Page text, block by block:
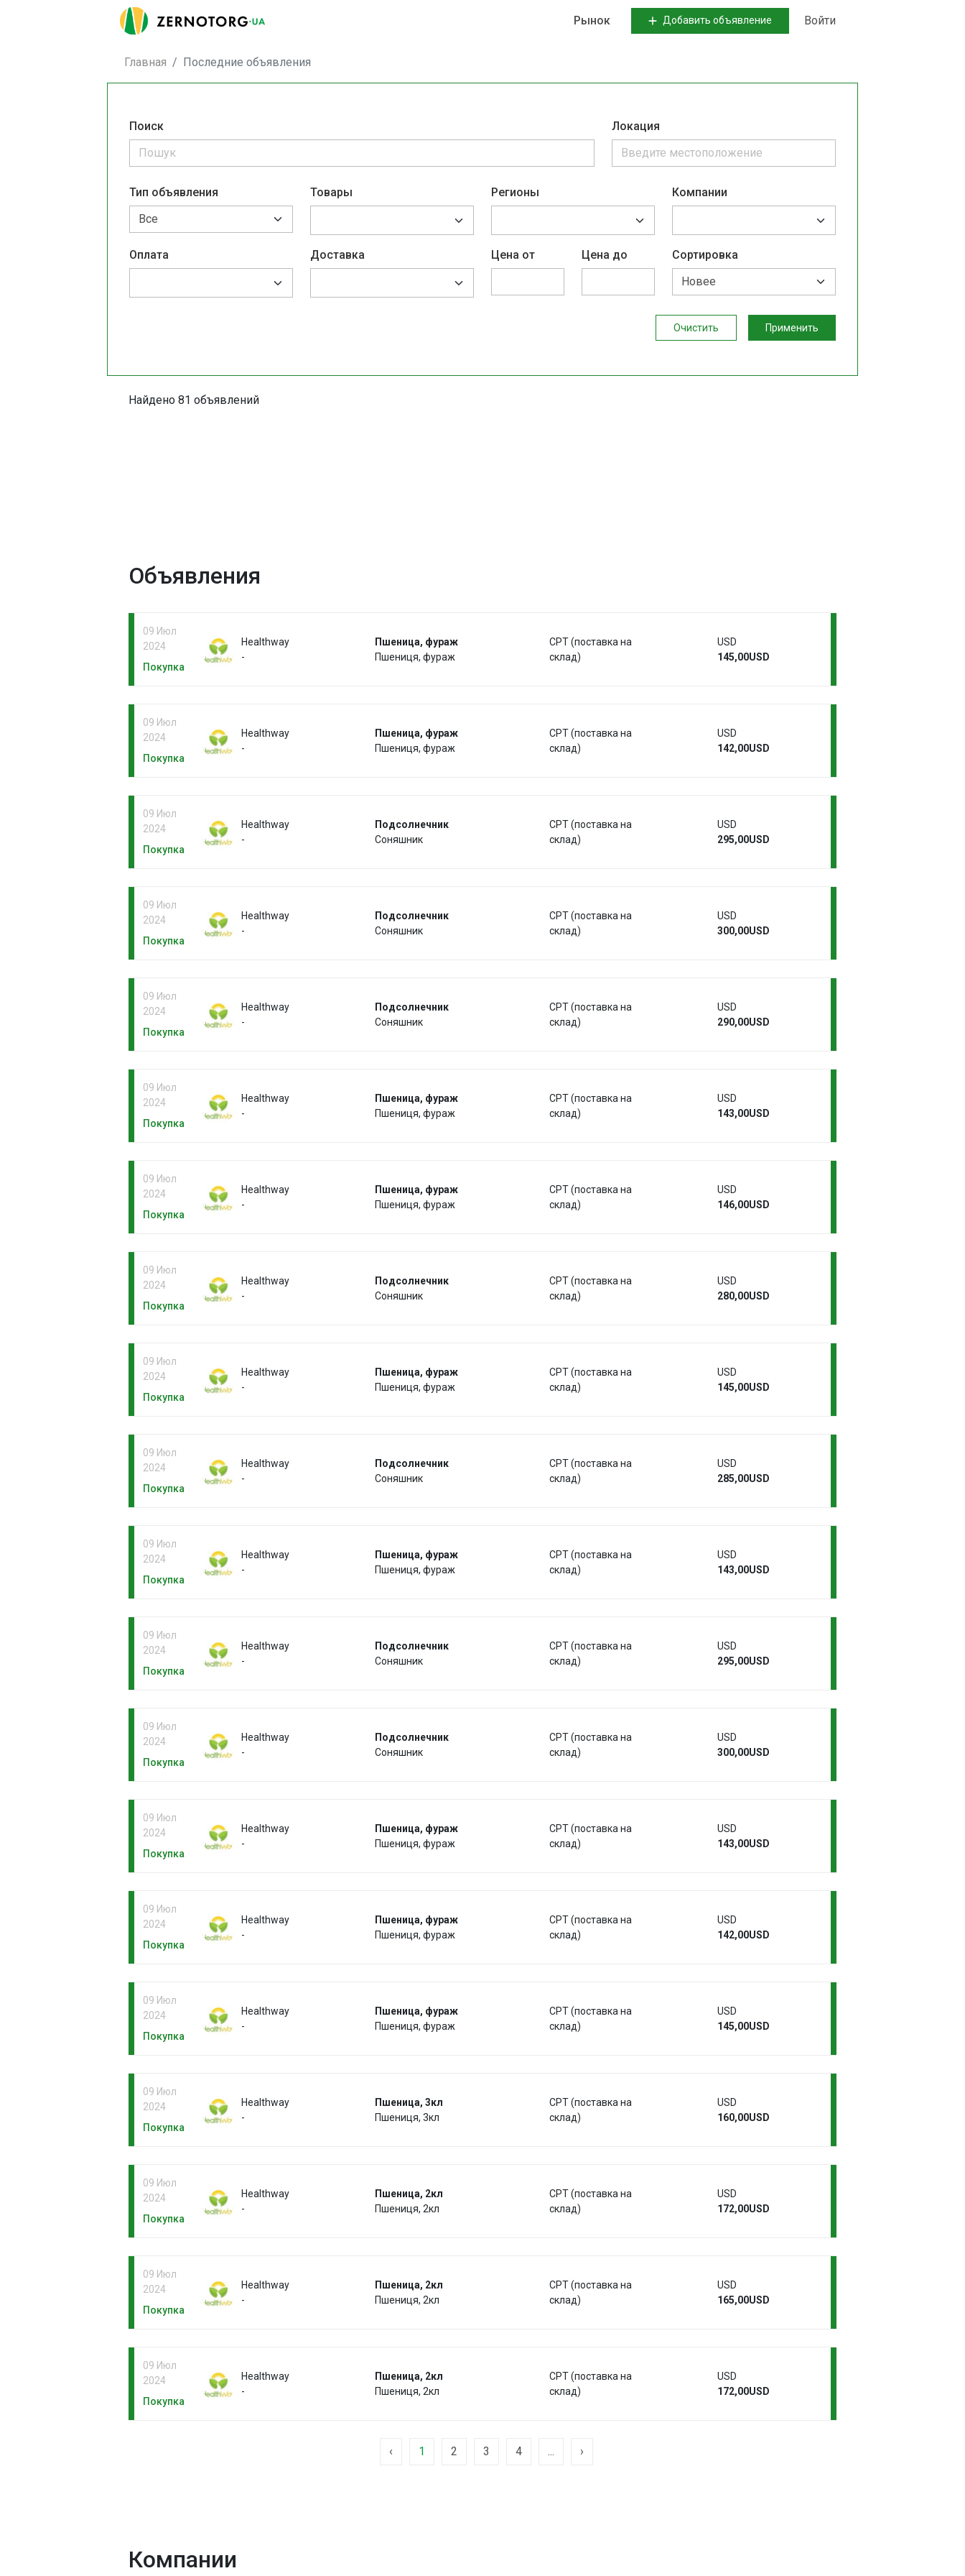
Рынок Добавить объявление Войти
Главная Последние объявления
Поиск Локация
Тип объявления Товары Регионы Компании
Оплата Доставка Цена от Цена до Сортировка
Очистить Применить
Найдено 81 объявлений
Объявления
09 Июл
2024
Покупка
Healthway
-
Пшеница, фураж
Пшениця, фураж
CPT (поставка на
склад)
USD
145,00USD
09 Июл
2024
Покупка
Healthway
-
Пшеница, фураж
Пшениця, фураж
CPT (поставка на
склад)
USD
142,00USD
09 Июл
2024
Покупка
Healthway
-
Подсолнечник
Соняшник
CPT (поставка на
склад)
USD
295,00USD
09 Июл
2024
Покупка
Healthway
-
Подсолнечник
Соняшник
CPT (поставка на
склад)
USD
300,00USD
09 Июл
2024
Покупка
Healthway
-
Подсолнечник
Соняшник
CPT (поставка на
склад)
USD
290,00USD
09 Июл
2024
Покупка
Healthway
-
Пшеница, фураж
Пшениця, фураж
CPT (поставка на
склад)
USD
143,00USD
09 Июл
2024
Покупка
Healthway
-
Пшеница, фураж
Пшениця, фураж
CPT (поставка на
склад)
USD
146,00USD
09 Июл
2024
Покупка
Healthway
-
Подсолнечник
Соняшник
CPT (поставка на
склад)
USD
280,00USD
09 Июл
2024
Покупка
Healthway
-
Пшеница, фураж
Пшениця, фураж
CPT (поставка на
склад)
USD
145,00USD
09 Июл
2024
Покупка
Healthway
-
Подсолнечник
Соняшник
CPT (поставка на
склад)
USD
285,00USD
09 Июл
2024
Покупка
Healthway
-
Пшеница, фураж
Пшениця, фураж
CPT (поставка на
склад)
USD
143,00USD
09 Июл
2024
Покупка
Healthway
-
Подсолнечник
Соняшник
CPT (поставка на
склад)
USD
295,00USD
09 Июл
2024
Покупка
Healthway
-
Подсолнечник
Соняшник
CPT (поставка на
склад)
USD
300,00USD
09 Июл
2024
Покупка
Healthway
-
Пшеница, фураж
Пшениця, фураж
CPT (поставка на
склад)
USD
143,00USD
09 Июл
2024
Покупка
Healthway
-
Пшеница, фураж
Пшениця, фураж
CPT (поставка на
склад)
USD
142,00USD
09 Июл
2024
Покупка
Healthway
-
Пшеница, фураж
Пшениця, фураж
CPT (поставка на
склад)
USD
145,00USD
09 Июл
2024
Покупка
Healthway
-
Пшеница, 3кл
Пшениця, 3кл
CPT (поставка на
склад)
USD
160,00USD
09 Июл
2024
Покупка
Healthway
-
Пшеница, 2кл
Пшениця, 2кл
CPT (поставка на
склад)
USD
172,00USD
09 Июл
2024
Покупка
Healthway
-
Пшеница, 2кл
Пшениця, 2кл
CPT (поставка на
склад)
USD
165,00USD
09 Июл
2024
Покупка
Healthway
-
Пшеница, 2кл
Пшениця, 2кл
CPT (поставка на
склад)
USD
172,00USD
‹ 1 2 3 4 ... ›
Компании